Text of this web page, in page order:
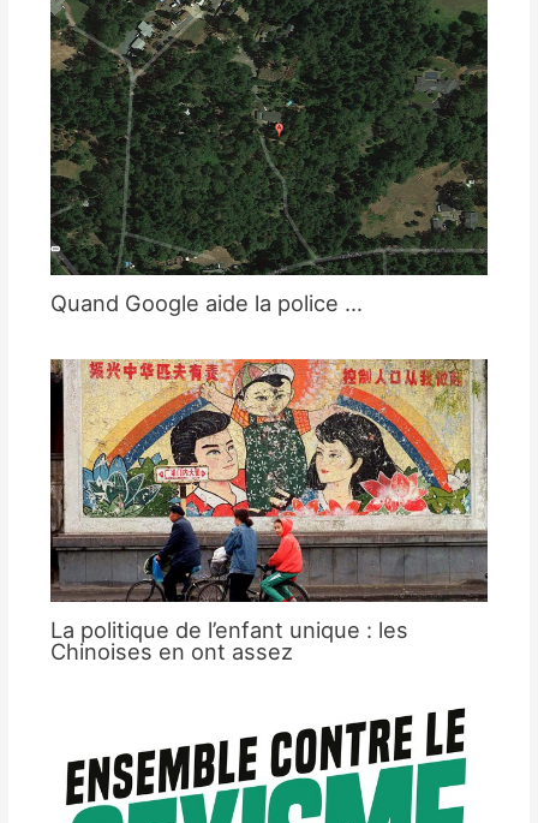
Quand Google aide la police …
La politique de l’enfant unique : les
Chinoises en ont assez